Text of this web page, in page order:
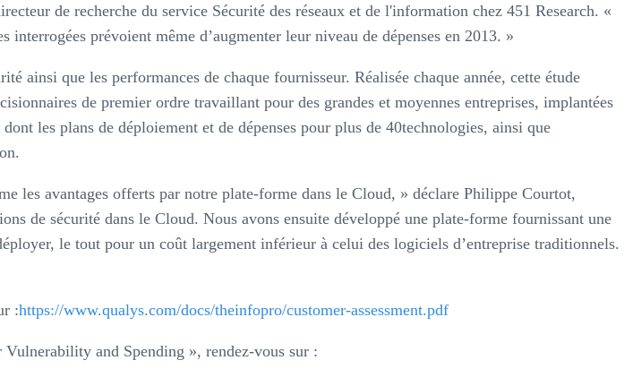
de recherche du service Sécurité des réseaux et de l'information chez 451 Research. «
prévoient même d’augmenter leur niveau de dépenses en 2013. »
ainsi que les performances de chaque fournisseur. Réalisée chaque année, cette étude
de premier ordre travaillant pour des grandes et moyennes entreprises, implantées
les plans de déploiement et de dépenses pour plus de 40technologies, ainsi que
les avantages offerts par notre plate-forme dans le Cloud, » déclare Philippe Courtot,
de sécurité dans le Cloud. Nous avons ensuite développé une plate-forme fournissant une
le tout pour un coût largement inférieur à celui des logiciels d’entreprise traditionnels.
:https://www.qualys.com/docs/theinfopro/customer-assessment.pdf
Vulnerability and Spending », rendez-vous sur :